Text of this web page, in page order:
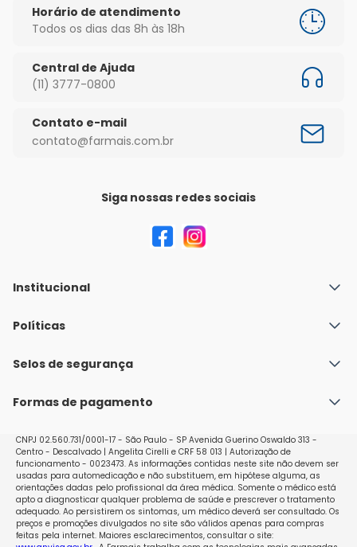
Horário de atendimento
Todos os dias das 8h às 18h
Central de Ajuda
(11) 3777-0800
Contato e-mail
contato@farmais.com.br
Siga nossas redes sociais
Institucional
Quem Somos
Nossas lojas
Políticas
Política de Envio
Políticas de Trocas e Devoluções
Selos de segurança
Formas de pagamento
CNPJ 02.560.731/0001-17 - São Paulo - SP Avenida Guerino Oswaldo 313 -
Centro - Descalvado | Angelita Cirelli e CRF 58 013 | Autorização de
funcionamento - 0023473. As informações contidas neste site não devem ser
usadas para automedicação e não substituem, em hipótese alguma, as
orientações dadas pelo profissional da área médica. Somente o médico está
apto a diagnosticar qualquer problema de saúde e prescrever o tratamento
adequado. Ao persistirem os sintomas, um médico deverá ser consultado. Os
preços e promoções divulgados no site são válidos apenas para compras
feitas pela internet. Maiores esclarecimentos, consultar o site: